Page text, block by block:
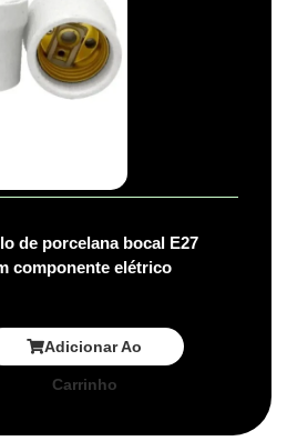
de porcelana bocal E27
componente elétrico
Adicionar Ao
Carrinho